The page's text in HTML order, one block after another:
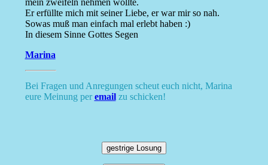
mein zweifeln nehmen wollte.
Er erfüllte mich mit seiner Liebe, er war mir so nah.
Sowas muß man einfach mal erlebt haben :)
In diesem Sinne Gottes Segen
Marina
Bei Fragen und Anregungen scheut euch nicht, Marina
eure Meinung peremailzu schicken!
gestrige Losung